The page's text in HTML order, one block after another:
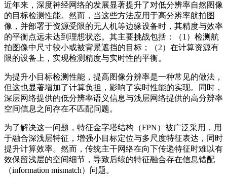
近年来，深度神经网络的发展显著提升了对低分辨率自然图像
的目标检测性能。然而，当这些方法应用于高分辨率航拍图
像，并部署于资源受限的无人机等边缘设备时，其精度与效率
的平衡点远未达到理想状态。其主要挑战包括：（1）检测航
拍图像中尺寸较小或被背景遮挡的目标；（2）在计算资源有
限的设备上，实现检测精度与实时性的平衡。
为提升小目标检测性能，提高图像分辨率是一种常见的做法，
但这也显著增加了计算负担，影响了实时性能的实现。同时，
深层网络提供的低分辨率语义信息与浅层网络提供的高分辨率
空间信息之间存在不匹配问题。
为了解决这一问题，特征金字塔结构（FPN）被广泛采用，用
于融合深浅层特征，增强小目标定位与多尺度特征表达，同时
提升计算效率。然而，传统主干网络在向下传递特征时难以有
效保留浅层的空间细节，导致后续的特征融合存在信息错配
（information mismatch）问题。